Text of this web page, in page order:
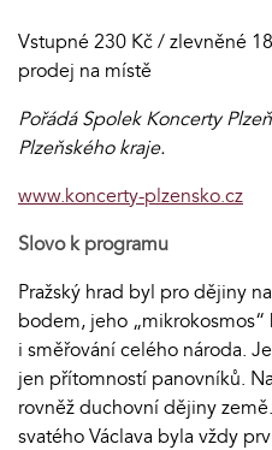
Vstupné 230 Kč / zlevněné
prodej na místě
Pořádá Spolek Koncerty
Plzeňského kraje.
www.koncerty-plzensko.cz
Slovo k programu
Pražský hrad byl pro dějiny
bodem, jeho „mikrokosmos“
i směřování celého národa.
jen přítomností panovníků.
rovněž duchovní dějiny
svatého Václava byla vždy